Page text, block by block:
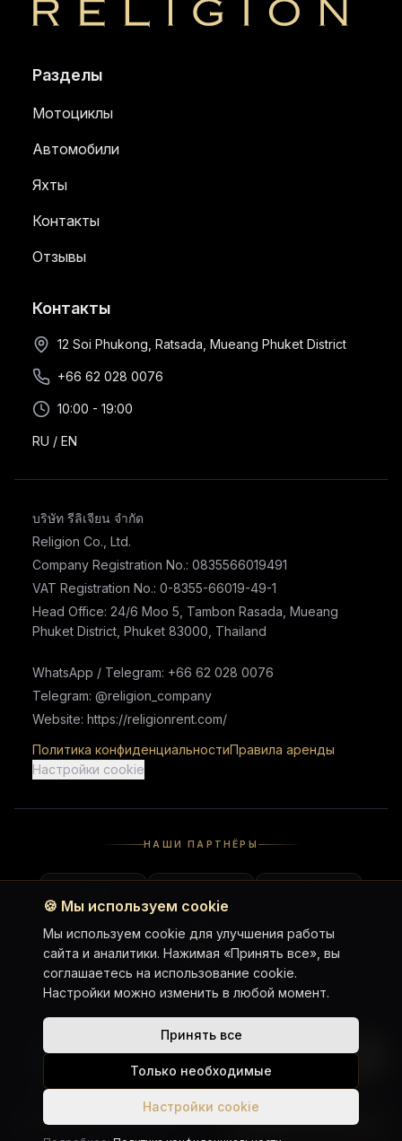
Harley-Davidson Nightster Забронировать
Religion
Разделы
Мотоциклы
Автомобили
Яхты
Контакты
Отзывы
Контакты
12 Soi Phukong, Ratsada, Mueang Phuket District
+66 62 028 0076
10:00 - 19:00
RU / EN
บริษัท รีลิเจียน จำกัด
Religion Co., Ltd.
Company Registration No.: 0835566019491
VAT Registration No.: 0-8355-66019-49-1
Head Office: 24/6 Moo 5, Tambon Rasada, Mueang
Phuket District, Phuket 83000, Thailand
WhatsApp / Telegram: +66 62 028 0076
Telegram: @religion_company
Website: https://religionrent.com/
Политика конфиденциальностиПравила аренды
Настройки cookie
НАШИ ПАРТНЁРЫ
Telegram Chat
Telegram Channel
Google Maps
Instagram
🍪 Мы используем cookie
Мы используем cookie для улучшения работы
сайта и аналитики. Нажимая «Принять все», вы
соглашаетесь на использование cookie.
Настройки можно изменить в любой момент.
Принять все
Только необходимые
Настройки cookie